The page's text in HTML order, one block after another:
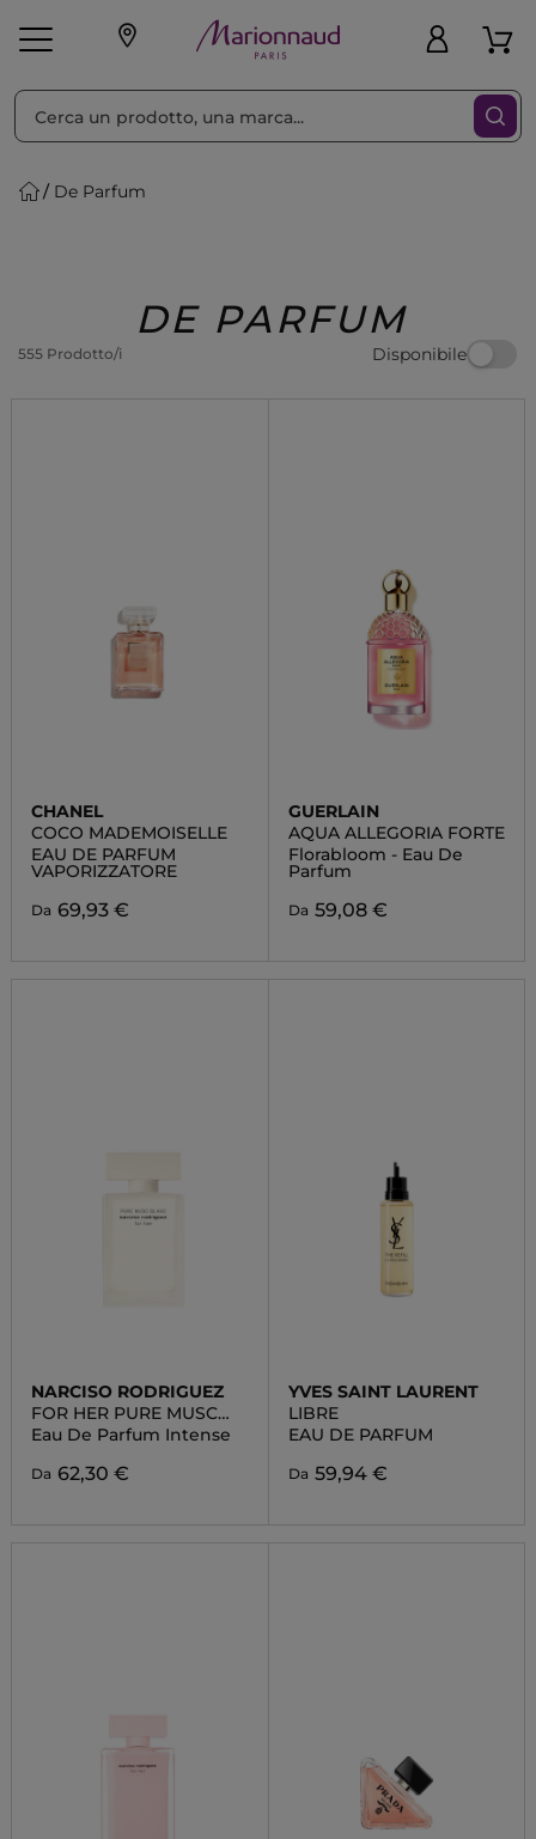
Make-up
Regalo
De Parfum
DE PARFUM
555 Prodotto/i Disponibile
Ordina per Filtra
CHANEL
COCO MADEMOISELLE
EAU DE PARFUM
VAPORIZZATORE
Da 69,93 €
GUERLAIN
AQUA ALLEGORIA FORTE
Florabloom - Eau De
Parfum
Da 59,08 €
NARCISO RODRIGUEZ
FOR HER PURE MUSC
BLANC
Eau De Parfum Intense
Da 62,30 €
YVES SAINT LAURENT
LIBRE
EAU DE PARFUM
Da 59,94 €